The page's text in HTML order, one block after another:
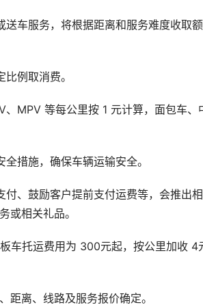
车服务，将根据距离和服务难度收取
例取消费。
MPV 等每公里按 1 元计算，面包车、
措施，确保车辆运输安全。
、鼓励客户提前支付运费等，会推出
或相关礼品。
车托运费用为 300元起，按公里加收 4
距离、线路及服务报价确定。